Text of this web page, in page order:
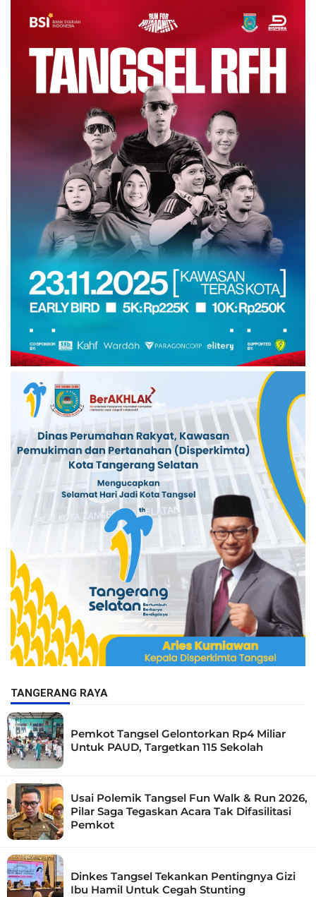
TANGERANG RAYA
Pemkot Tangsel Gelontorkan Rp4 Miliar
Untuk PAUD, Targetkan 115 Sekolah
Usai Polemik Tangsel Fun Walk & Run 2026,
Pilar Saga Tegaskan Acara Tak Difasilitasi
Pemkot
Dinkes Tangsel Tekankan Pentingnya Gizi
Ibu Hamil Untuk Cegah Stunting